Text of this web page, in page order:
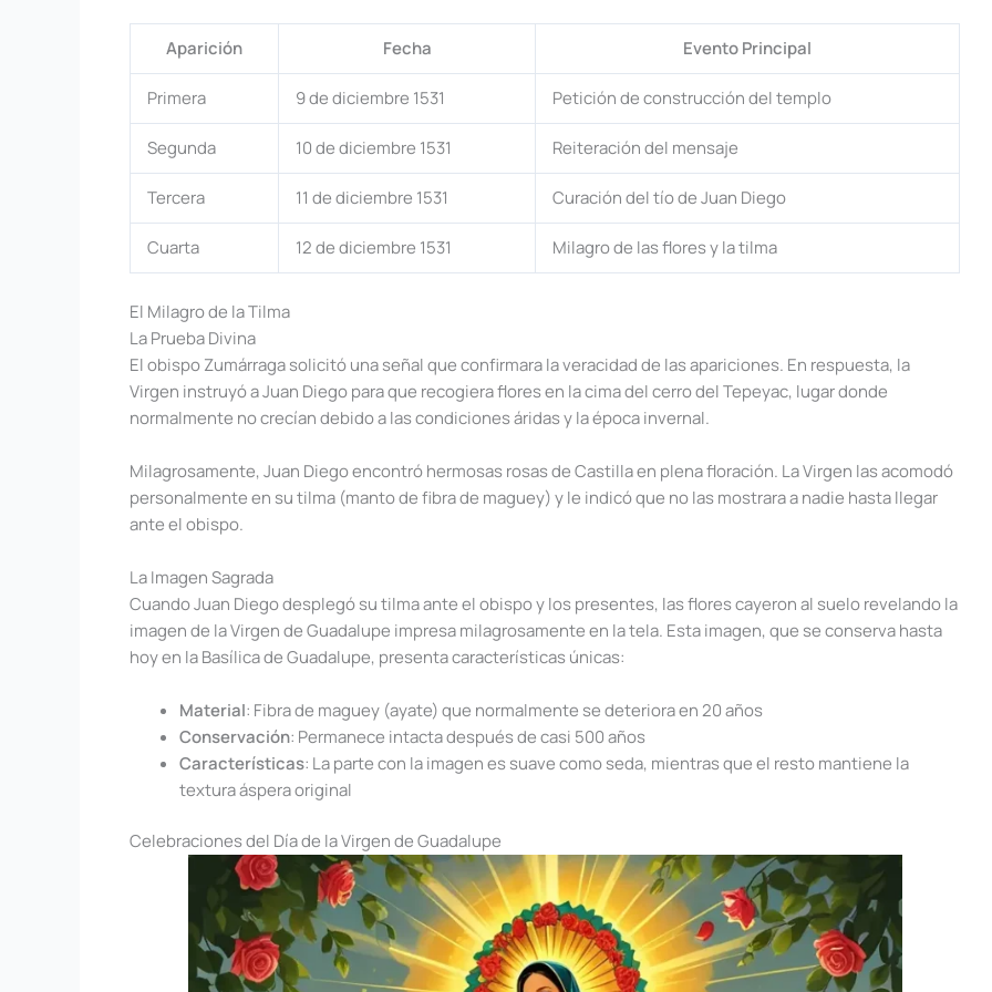
Aparición Fecha Evento Principal
Primera 9 de diciembre 1531 Petición de construcción del templo
Segunda 10 de diciembre 1531 Reiteración del mensaje
Tercera 11 de diciembre 1531 Curación del tío de Juan Diego
Cuarta 12 de diciembre 1531 Milagro de las flores y la tilma
El Milagro de la Tilma
La Prueba Divina
El obispo Zumárraga solicitó una señal que confirmara la veracidad de las apariciones. En respuesta, la
Virgen instruyó a Juan Diego para que recogiera flores en la cima del cerro del Tepeyac, lugar donde
normalmente no crecían debido a las condiciones áridas y la época invernal.
Milagrosamente, Juan Diego encontró hermosas rosas de Castilla en plena floración. La Virgen las acomodó
personalmente en su tilma (manto de fibra de maguey) y le indicó que no las mostrara a nadie hasta llegar
ante el obispo.
La Imagen Sagrada
Cuando Juan Diego desplegó su tilma ante el obispo y los presentes, las flores cayeron al suelo revelando la
imagen de la Virgen de Guadalupe impresa milagrosamente en la tela. Esta imagen, que se conserva hasta
hoy en la Basílica de Guadalupe, presenta características únicas:
Material: Fibra de maguey (ayate) que normalmente se deteriora en 20 años
Conservación: Permanece intacta después de casi 500 años
Características: La parte con la imagen es suave como seda, mientras que el resto mantiene la
textura áspera original
Celebraciones del Día de la Virgen de Guadalupe